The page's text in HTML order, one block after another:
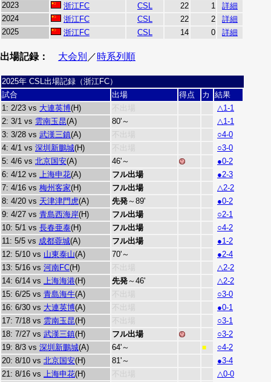
2023
浙江FC CSL 22 1
詳細
2024
浙江FC CSL 22 2
詳細
2025
浙江FC CSL 14 0 詳細
出場記録： 大会別 ／時系列順
2025年 CSL出場記録（浙江FC）
試合
出場 得点 カ
結果
1: 2/23 vs 大連英博(H) 不出場
△1-1
2: 3/1 vs 雲南玉昆(A) 80'～
△1-1
3: 3/28 vs 武漢三鎮(A) 不出場
○4-0
4: 4/1 vs 深圳新鵬城(H) 不出場
○3-0
5: 4/6 vs 北京国安(A) 46'～
●0-2
6: 4/12 vs 上海申花(A) フル出場
●2-3
7: 4/16 vs 梅州客家(H) フル出場
△2-2
8: 4/20 vs 天津津門虎(A) 先発～89'
●0-2
9: 4/27 vs 青島西海岸(H) フル出場
○2-1
10: 5/1 vs 長春亜泰(H) フル出場
○4-2
11: 5/5 vs 成都蓉城(A) フル出場
●1-2
12: 5/10 vs 山東泰山(A) 70'～
●2-4
13: 5/16 vs 河南FC(H) 不出場
△2-2
14: 6/14 vs 上海海港(H) 先発～46'
△2-2
15: 6/25 vs 青島海牛(A) 不出場
○3-0
16: 6/30 vs 大連英博(A) 不出場
●0-1
17: 7/18 vs 雲南玉昆(H) 不出場
○3-1
18: 7/27 vs 武漢三鎮(H) フル出場
○3-2
19: 8/3 vs 深圳新鵬城(A) 64'～ ■
○4-2
20: 8/10 vs 北京国安(H) 81'～
●3-4
21: 8/16 vs 上海申花(H) 不出場
△0-0